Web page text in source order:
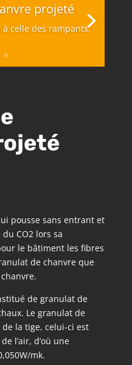
projeté
celle des rampants.
pousse sans entrant et
CO2 lors sa
le bâtiment les fibres
de chanvre que
de granulat de
Le granulat de
la tige, celui-ci est
l’air, d’où une
mk.